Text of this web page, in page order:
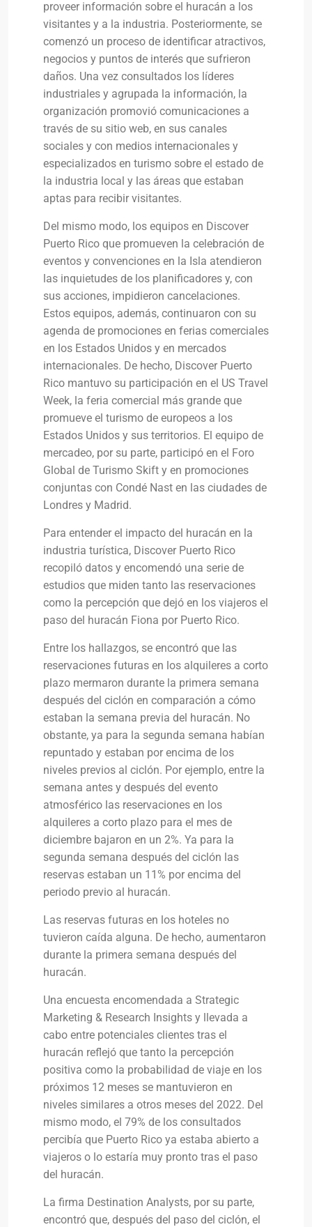
proveer información sobre el huracán a los
visitantes y a la industria. Posteriormente, se
comenzó un proceso de identificar atractivos,
negocios y puntos de interés que sufrieron
daños. Una vez consultados los líderes
industriales y agrupada la información, la
organización promovió comunicaciones a
través de su sitio web, en sus canales
sociales y con medios internacionales y
especializados en turismo sobre el estado de
la industria local y las áreas que estaban
aptas para recibir visitantes.
Del mismo modo, los equipos en Discover
Puerto Rico que promueven la celebración de
eventos y convenciones en la Isla atendieron
las inquietudes de los planificadores y, con
sus acciones, impidieron cancelaciones.
Estos equipos, además, continuaron con su
agenda de promociones en ferias comerciales
en los Estados Unidos y en mercados
internacionales. De hecho, Discover Puerto
Rico mantuvo su participación en el US Travel
Week, la feria comercial más grande que
promueve el turismo de europeos a los
Estados Unidos y sus territorios. El equipo de
mercadeo, por su parte, participó en el Foro
Global de Turismo Skift y en promociones
conjuntas con Condé Nast en las ciudades de
Londres y Madrid.
Para entender el impacto del huracán en la
industria turística, Discover Puerto Rico
recopiló datos y encomendó una serie de
estudios que miden tanto las reservaciones
como la percepción que dejó en los viajeros el
paso del huracán Fiona por Puerto Rico.
Entre los hallazgos, se encontró que las
reservaciones futuras en los alquileres a corto
plazo mermaron durante la primera semana
después del ciclón en comparación a cómo
estaban la semana previa del huracán. No
obstante, ya para la segunda semana habían
repuntado y estaban por encima de los
niveles previos al ciclón. Por ejemplo, entre la
semana antes y después del evento
atmosférico las reservaciones en los
alquileres a corto plazo para el mes de
diciembre bajaron en un 2%. Ya para la
segunda semana después del ciclón las
reservas estaban un 11% por encima del
periodo previo al huracán.
Las reservas futuras en los hoteles no
tuvieron caída alguna. De hecho, aumentaron
durante la primera semana después del
huracán.
Una encuesta encomendada a Strategic
Marketing & Research Insights y llevada a
cabo entre potenciales clientes tras el
huracán reflejó que tanto la percepción
positiva como la probabilidad de viaje en los
próximos 12 meses se mantuvieron en
niveles similares a otros meses del 2022. Del
mismo modo, el 79% de los consultados
percibía que Puerto Rico ya estaba abierto a
viajeros o lo estaría muy pronto tras el paso
del huracán.
La firma Destination Analysts, por su parte,
encontró que, después del paso del ciclón, el